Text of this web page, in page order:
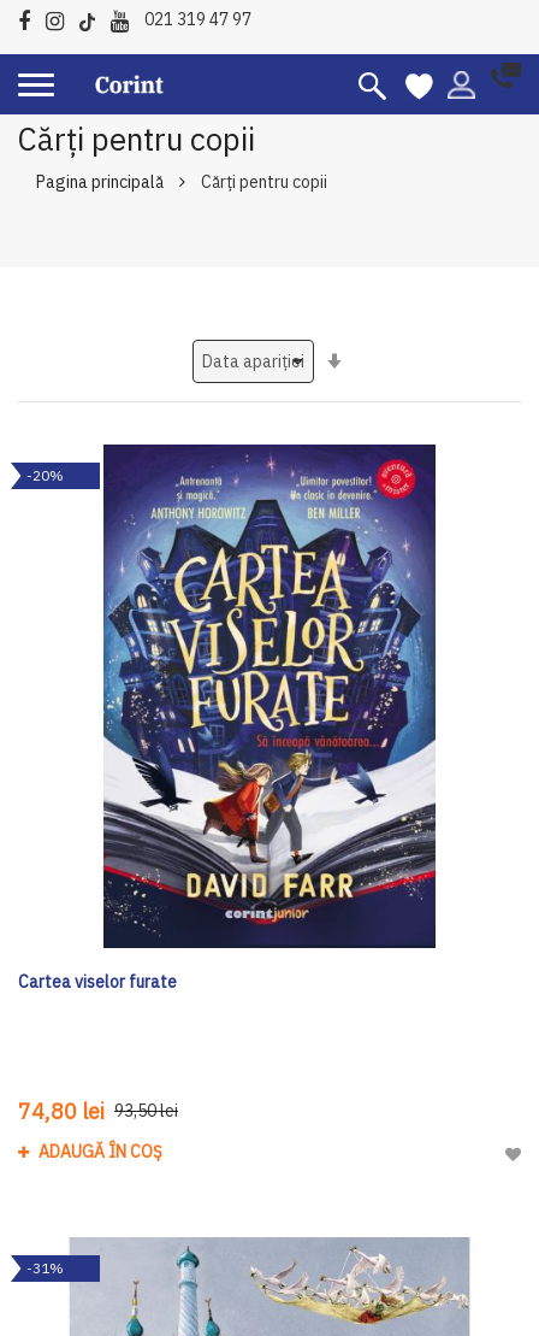
021 319 47 97
Cărți pentru copii
Pagina principală Cărți pentru copii
-20%
Cartea viselor furate
74,80 lei 93,50 lei
ADAUGĂ ÎN COȘ
-31%